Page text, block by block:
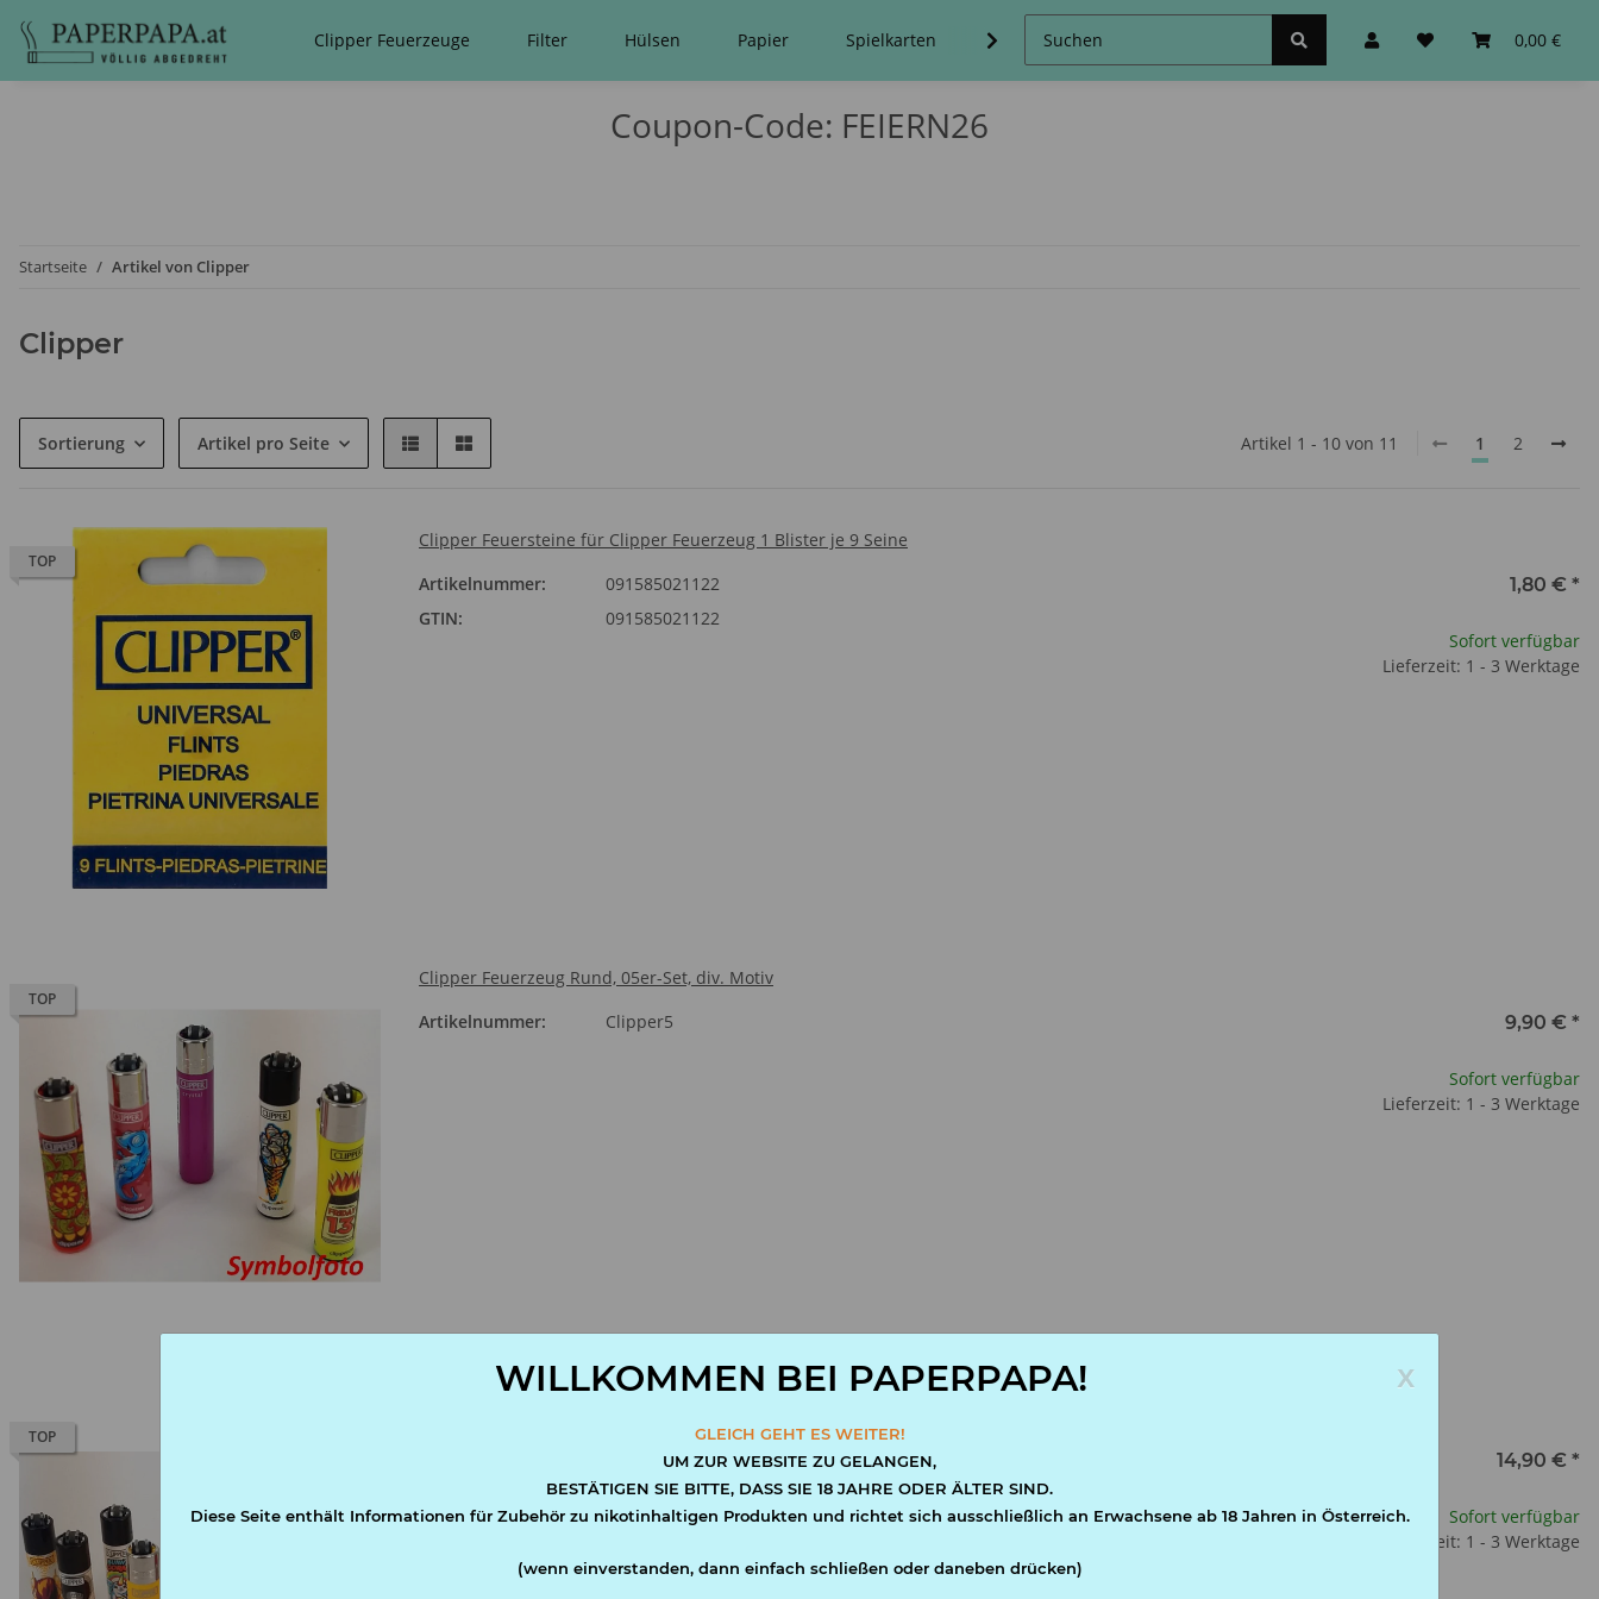
0,00 €
Clipper Feuerzeuge Filter Hülsen Papier Spielkarten Stopfmaschinen Zubehör&Sonstiges
Coupon-Code: FEIERN26
Startseite Artikel von Clipper
Clipper
Sortierung Artikel pro Seite Artikel 1 - 10 von 11 1 2
TOP
Clipper Feuersteine für Clipper Feuerzeug 1 Blister je 9 Seine
Artikelnummer:
091585021122
GTIN:
091585021122
1,80 € *
Sofort verfügbar
Lieferzeit: 1 - 3 Werktage
TOP
Clipper Feuerzeug Rund, 05er-Set, div. Motiv
Artikelnummer:
Clipper5 9,90 € *
Sofort verfügbar
Lieferzeit: 1 - 3 Werktage
TOP
Clipper10b 14,90 € *
Sofort verfügbar
Lieferzeit: 1 - 3 Werktage
x
WILLKOMMEN BEI PAPERPAPA!
GLEICH GEHT ES WEITER!
UM ZUR WEBSITE ZU GELANGEN,
BESTÄTIGEN SIE BITTE, DASS SIE 18 JAHRE ODER ÄLTER SIND.
Diese Seite enthält Informationen für Zubehör zu nikotinhaltigen Produkten und richtet sich ausschließlich an Erwachsene ab 18 Jahren in Österreich.
(wenn einverstanden, dann einfach schließen oder daneben drücken)